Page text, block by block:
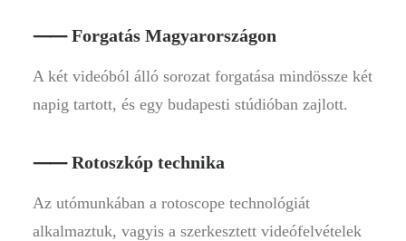
⸺ Forgatás Magyarországon
A két videóból álló sorozat forgatása mindössze két
napig tartott, és egy budapesti stúdióban zajlott.
⸺ Rotoszkóp technika
Az utómunkában a rotoscope technológiát
alkalmaztuk, vagyis a szerkesztett videófelvételek